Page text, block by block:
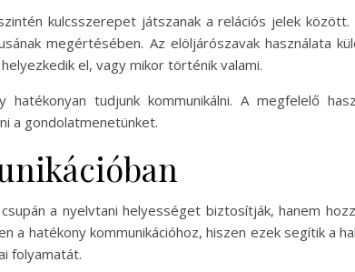
kulcsszerepet játszanak a relációs jelek
megértésében. Az elöljárószavak használata
el, vagy mikor történik valami.
tudjunk kommunikálni. A megfelelő
a gondolatmenetünket.
a nyelvtani helyességet biztosítják, hanem
a hatékony kommunikációhoz, hiszen ezek segítik a
folyamatát.